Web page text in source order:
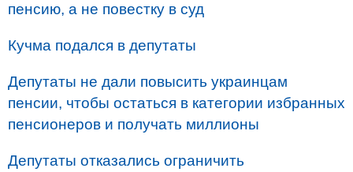
пенсию, а не повестку в суд
Кучма подался в депутаты
Депутаты не дали повысить украинцам
пенсии, чтобы остаться в категории избранных
пенсионеров и получать миллионы
Депутаты отказались ограничить